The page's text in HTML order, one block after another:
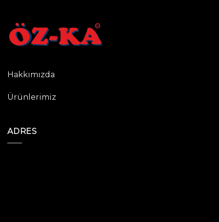
Hakkımızda
Ürünlerimiz
ADRES